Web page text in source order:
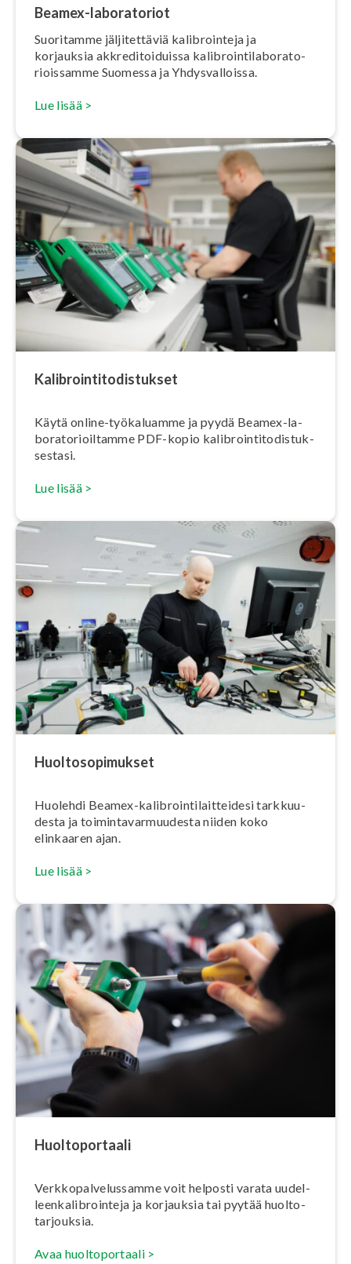
Beamex-la­bo­ra­to­riot
Suoritamme jäl­ji­tet­tä­viä ka­libroin­te­ja ja
korjauksia akk­re­di­toi­duis­sa ka­libroin­ti­la­bo­ra­to­
riois­sam­me Suomessa ja Yh­dys­val­lois­sa.
Lue lisää >
Ka­libroin­ti­to­dis­tuk­set
Käytä online-työkaluamme ja pyydä Beamex-la­
bo­ra­to­rioil­tam­me PDF-kopio ka­libroin­ti­to­dis­tuk­
ses­ta­si.
Lue lisää >
Huol­to­so­pi­muk­set
Huolehdi Beamex-ka­libroin­ti­lait­tei­de­si tark­kuu­
des­ta ja toi­min­ta­var­muu­des­ta niiden koko
elinkaaren ajan.
Lue lisää >
Huol­to­por­taa­li
Verk­ko­pal­ve­lus­sam­me voit helposti varata uu­del­
leen­ka­libroin­te­ja ja korjauksia tai pyytää huol­to­
tar­jouk­sia.
Avaa huol­to­por­taa­li >